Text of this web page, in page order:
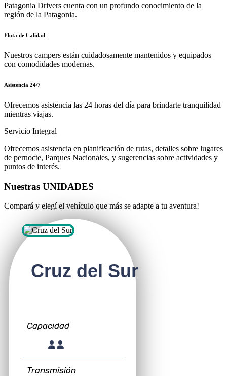
Patagonia Drivers cuenta con un profundo conocimiento de la
región de la Patagonia.
Flota de Calidad
Nuestros campers están cuidadosamente mantenidos y equipados
con comodidades modernas.
Asistencia 24/7
Ofrecemos asistencia las 24 horas del día para brindarte tranquilidad
mientras viajas.
Servicio Integral
Ofrecemos asistencia en planificación de rutas, detalles sobre lugares
de pernocte, Parques Nacionales, y sugerencias sobre actividades y
puntos de interés.
Nuestras UNIDADES
Compará y elegí el vehículo que más se adapte a tu aventura!
Cruz del Sur
Capacidad
Transmisión